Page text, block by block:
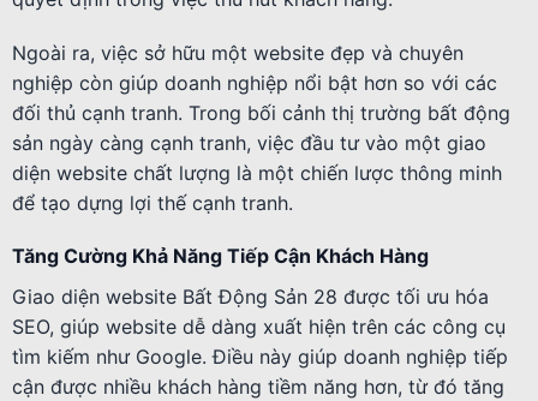
Ngoài ra, việc sở hữu một website đẹp và chuyên
nghiệp còn giúp doanh nghiệp nổi bật hơn so với các
đối thủ cạnh tranh. Trong bối cảnh thị trường bất động
sản ngày càng cạnh tranh, việc đầu tư vào một giao
diện website chất lượng là một chiến lược thông minh
để tạo dựng lợi thế cạnh tranh.
Tăng Cường Khả Năng Tiếp Cận Khách Hàng
Giao diện website Bất Động Sản 28 được tối ưu hóa
SEO, giúp website dễ dàng xuất hiện trên các công cụ
tìm kiếm như Google. Điều này giúp doanh nghiệp tiếp
cận được nhiều khách hàng tiềm năng hơn, từ đó tăng